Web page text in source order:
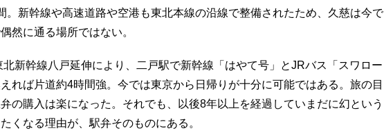
。新幹線や高速道路や空港も東北本線の沿線で整備されたため、久慈は今で
然に通る場所ではない。
新幹線八戸延伸により、二戸駅で新幹線「はやて号」とJRバス「スワロー
れば片道約4時間強。今では東京から日帰りが十分に可能ではある。旅の目
の購入は楽になった。それでも、以後8年以上を経過していまだに幻という
くなる理由が、駅弁そのものにある。